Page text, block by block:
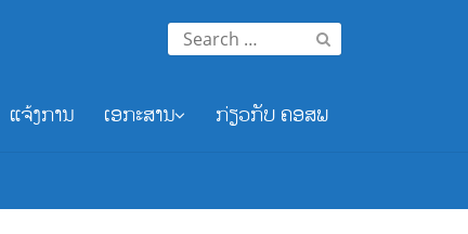
Search
for:
ແຈ້ງການ ເອກະສານ ກ່ຽວກັບ ຄອສພ